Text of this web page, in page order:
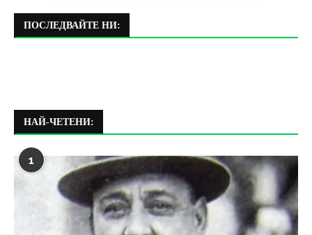
ПОСЛЕДВАЙТЕ НИ:
НАЙ-ЧЕТЕНИ:
1